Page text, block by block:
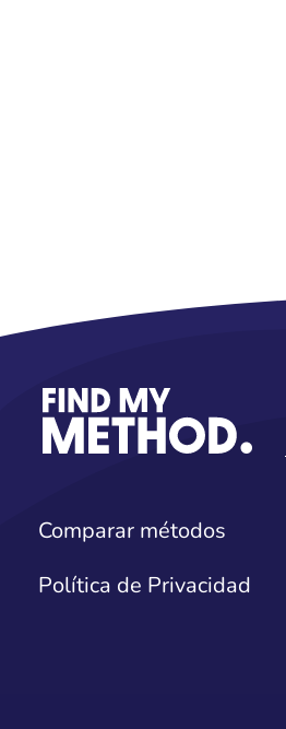
Comparar métodos
Política de Privacidad